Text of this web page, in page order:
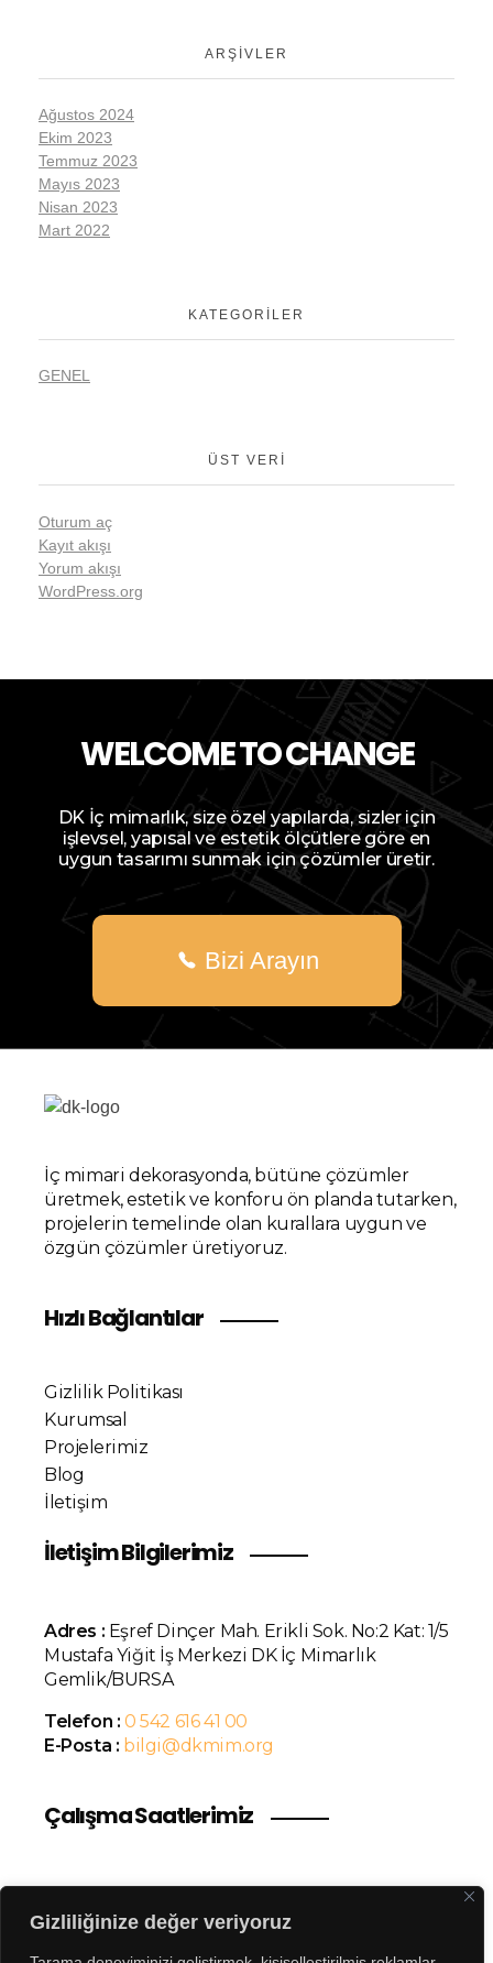
Gizliliğinize değer veriyoruz
ARŞIVLER
Ağustos 2024
Ekim 2023
Temmuz 2023
Mayıs 2023
Nisan 2023
Mart 2022
KATEGORILER
GENEL
ÜST VERI
Oturum aç
Kayıt akışı
Yorum akışı
WordPress.org
WELCOME TO CHANGE
DK İç mimarlık, size özel yapılarda, sizler için
işlevsel, yapısal ve estetik ölçütlere göre en
uygun tasarımı sunmak için çözümler üretir.
Bizi Arayın
İç mimari dekorasyonda, bütüne çözümler
üretmek, estetik ve konforu ön planda tutarken,
projelerin temelinde olan kurallara uygun ve
özgün çözümler üretiyoruz.
Hızlı Bağlantılar
Gizlilik Politikası
Kurumsal
Projelerimiz
Blog
İletişim
İletişim Bilgilerimiz
Adres : Eşref Dinçer Mah. Erikli Sok. No:2 Kat: 1/5
Mustafa Yiğit İş Merkezi DK İç Mimarlık
Gemlik/BURSA
Telefon : 0 542 616 41 00
E-Posta : bilgi@dkmim.org
Çalışma Saatlerimiz
Cumartesi 11.00 - 16.00